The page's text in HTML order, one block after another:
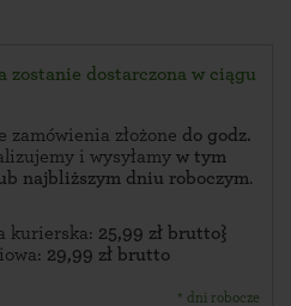
zostanie dostarczona w ciągu
zamówienia złożone do godz.
i wysyłamy w tym
najbliższym dniu roboczym.
kurierska: 25,99 zł brutto}
29,99 zł brutto
* dni robocze